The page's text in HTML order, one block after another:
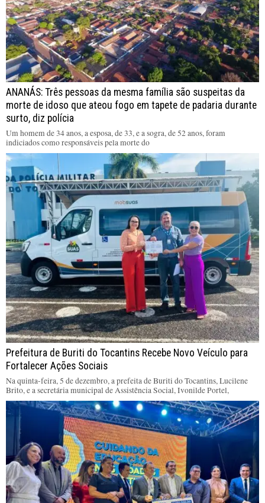
ANANÁS: Três pessoas da mesma família são suspeitas da
morte de idoso que ateou fogo em tapete de padaria durante
surto, diz polícia
Um homem de 34 anos, a esposa, de 33, e a sogra, de 52 anos, foram
indiciados como responsáveis pela morte do
Prefeitura de Buriti do Tocantins Recebe Novo Veículo para
Fortalecer Ações Sociais
Na quinta-feira, 5 de dezembro, a prefeita de Buriti do Tocantins, Lucilene
Brito, e a secretária municipal de Assistência Social, Ivonilde Portel,